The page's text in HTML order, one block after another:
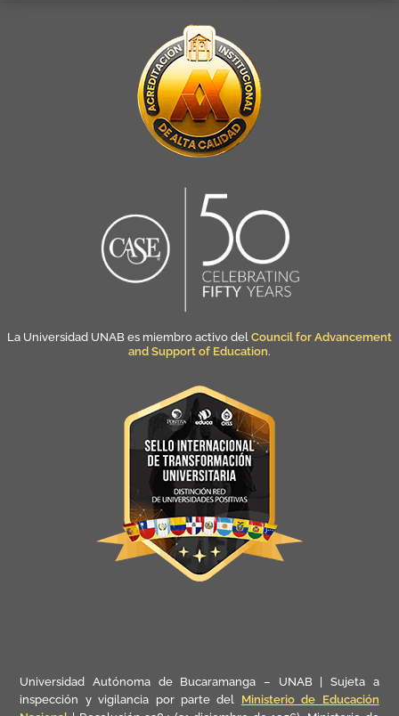
La Universidad UNAB es miembro activo del Council for Advancement
and Support of Education.
Universidad Autónoma de Bucaramanga – UNAB | Sujeta a
inspección y vigilancia por parte del Ministerio de Educación